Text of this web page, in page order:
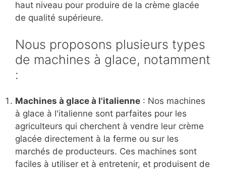
haut niveau pour produire de la crème glacée
de qualité supérieure.
Nous proposons plusieurs types
de machines à glace, notamment
:
Machines à glace à l'italienne : Nos machines
à glace à l'italienne sont parfaites pour les
agriculteurs qui cherchent à vendre leur crème
glacée directement à la ferme ou sur les
marchés de producteurs. Ces machines sont
faciles à utiliser et à entretenir, et produisent de